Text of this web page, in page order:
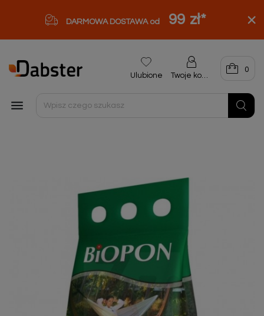
DARMOWA DOSTAWA od 99 zł*

Ulubione Twoje konto
0